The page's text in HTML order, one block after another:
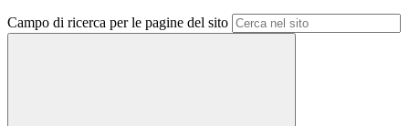
Campo di ricerca per le pagine del sito